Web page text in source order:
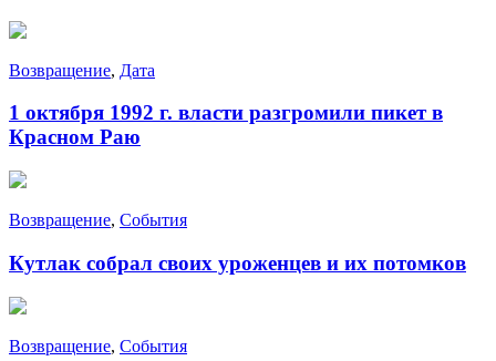
Возвращение, Дата
1 октября 1992 г. власти разгромили пикет в
Красном Раю
Возвращение, События
Кутлак собрал своих уроженцев и их потомков
Возвращение, События